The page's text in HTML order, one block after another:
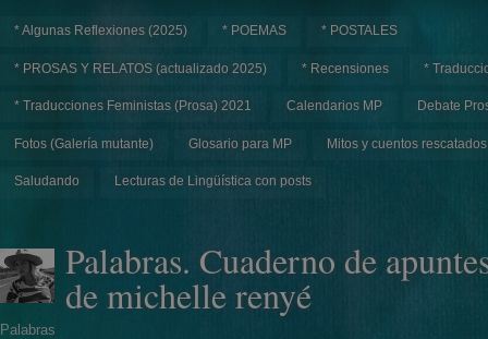
* Algunas Reflexiones (2025) * POEMAS * POSTALES
* PROSAS Y RELATOS (actualizado 2025) * Recensiones *
* Traducciones Feministas (Prosa) 2021 Calendarios MP Debate
Fotos (Galería mutante) Glosario para MP Mitos y cuentos rescatados
Saludando Lecturas de Lingüística con posts
Palabras. Cuaderno de
de michelle renyé
Palabras